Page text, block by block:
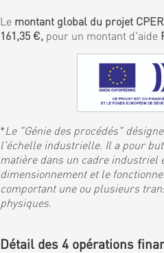
Le montant global du projet
161,35 €, pour un montant d'aide
*Le "Génie des procédés"
l'échelle industrielle. Il a pour
matière dans un cadre industriel
dimensionnement et le
comportant une ou plusieurs
physiques.
Détail des 4 opérations